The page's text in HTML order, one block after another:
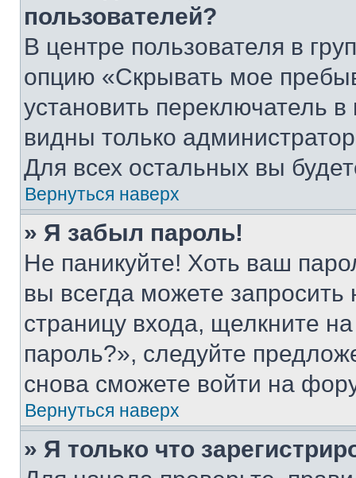
пользователей?
В центре пользователя в
опцию «Скрывать мое
установить переключатель
видны только
Для всех остальных вы
Вернуться наверх
» Я забыл пароль!
Не паникуйте! Хоть ваш
вы всегда можете
страницу входа, щелкните
пароль?», следуйте
снова сможете войти на
Вернуться наверх
» Я только что